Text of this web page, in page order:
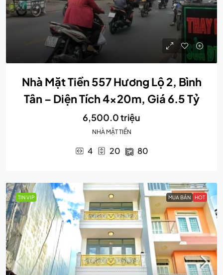
Nhà Mặt Tiền 557 Hương Lộ 2, Bình
Tân – Diện Tích 4x20m, Giá 6.5 Tỷ
6,500.0 triệu
NHÀ MẶT TIỀN
4 20 80
TIN VIP MUA BÁN HOT